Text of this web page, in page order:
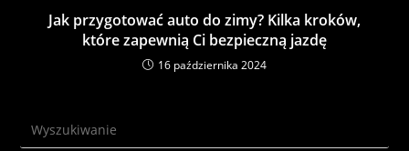
Jak przygotować auto do zimy? Kilka kroków,
które zapewnią Ci bezpieczną jazdę
16 października 2024